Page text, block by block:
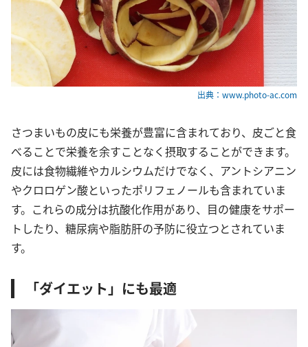
出典：www.photo-ac.com
さつまいもの皮にも栄養が豊富に含まれており、皮ごと食
べることで栄養を余すことなく摂取することができます。
皮には食物繊維やカルシウムだけでなく、アントシアニン
やクロロゲン酸といったポリフェノールも含まれていま
す。これらの成分は抗酸化作用があり、目の健康をサポー
トしたり、糖尿病や脂肪肝の予防に役立つとされていま
す。
「ダイエット」にも最適